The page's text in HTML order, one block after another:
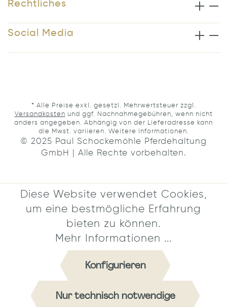
Rechtliches
Social Media
* Alle Preise exkl. gesetzl. Mehrwertsteuer zzgl.
Versandkosten und ggf. Nachnahmegebühren, wenn nicht
anders angegeben. Abhängig von der Lieferadresse kann
die Mwst. variieren. Weitere Informationen.
© 2025 Paul Schockemöhle Pferdehaltung
GmbH | Alle Rechte vorbehalten.
Diese Website verwendet Cookies,
um eine bestmögliche Erfahrung
bieten zu können.
Mehr Informationen ...
Nur technisch notwendige
Konfigurieren